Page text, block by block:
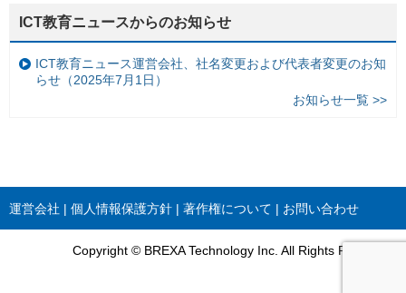
ICT教育ニュースからのお知らせ
ICT教育ニュース運営会社、社名変更および代表者変更のお知
らせ（2025年7月1日）
お知らせ一覧 >>
運営会社 個人情報保護方針 著作権について お問い合わせ
Copyright © BREXA Technology Inc. All Rights Reserved.